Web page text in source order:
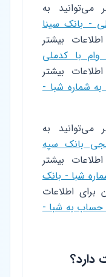
می‌توانید به
- بانک سینا
بیشتر
با کدملی
بیشتر
به شماره شبا -
می‌توانید به
بانک سپه
بیشتر
شبا - بانک
برای اطلاعات
حساب به شبا -
دارد؟